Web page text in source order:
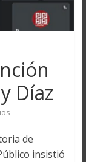
Díaz
de
insistió